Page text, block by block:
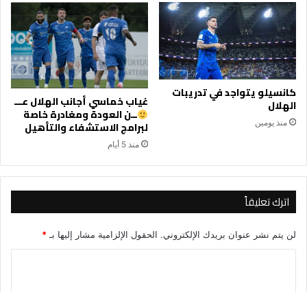
كانسيلو يتواجد في تدريبات
الهلال
منذ يومين
غياب خماسي أجانب الهلال عـــ
ــن العودة ومغادرة خاصة
لبرامج الاستشفاء والتأهيل
منذ 5 أيام
اترك تعليقاً
لن يتم نشر عنوان بريدك الإلكتروني. الحقول الإلزامية مشار إليها بـ *